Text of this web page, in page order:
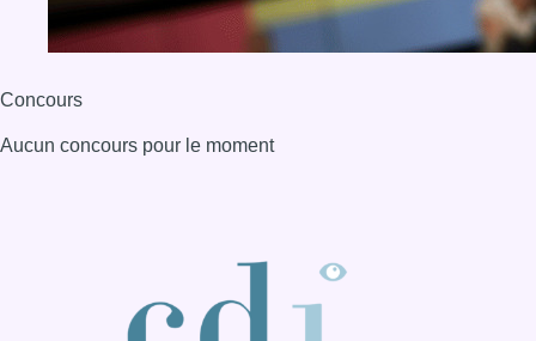
Concours
Aucun concours pour le moment